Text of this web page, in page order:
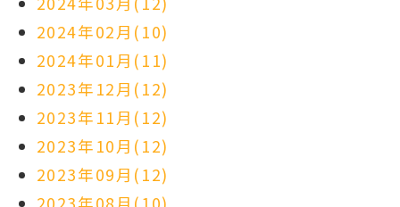
2024年02月(10)
2024年01月(11)
2023年12月(12)
2023年11月(12)
2023年10月(12)
2023年09月(12)